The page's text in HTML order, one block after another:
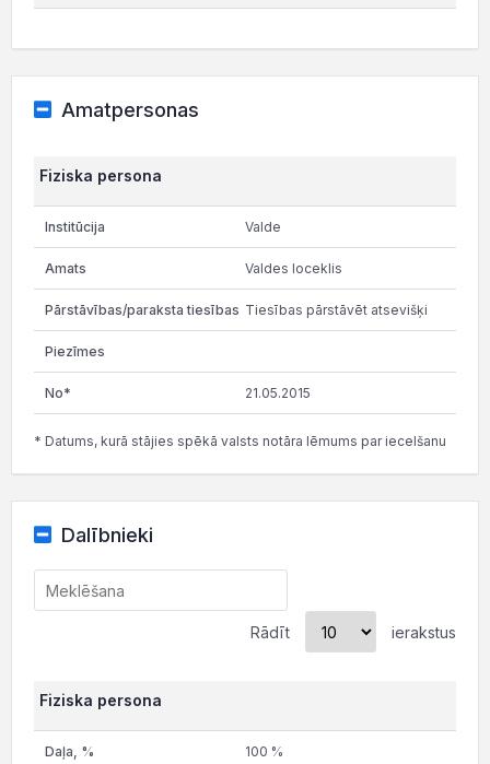
Amatpersonas
Fiziska persona
Valde
Valdes loceklis
Tiesības pārstāvēt atsevišķi
21.05.2015
* Datums, kurā stājies spēkā valsts notāra lēmums par iecelšanu
Dalībnieki
Rādīt ierakstus
Fiziska persona
100 %